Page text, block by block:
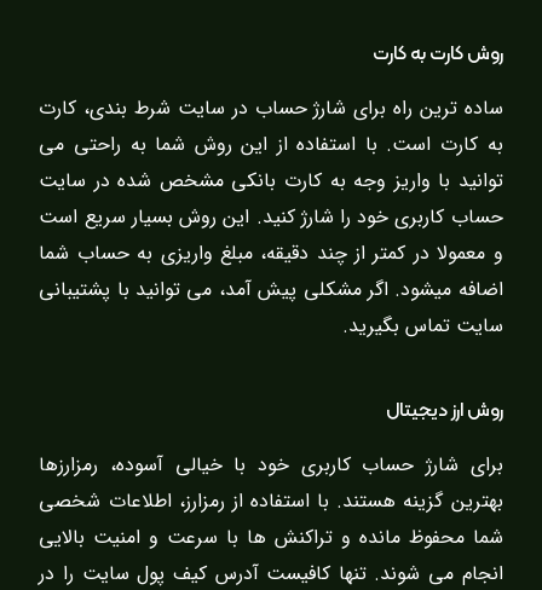
روش کارت به کارت
ساده ترین راه برای شارژ حساب در سایت شرط بندی، کارت
به کارت است. با استفاده از این روش شما به راحتی می
توانید با واریز وجه به کارت بانکی مشخص شده در سایت
حساب کاربری خود را شارژ کنید. این روش بسیار سریع است
و معمولا در کمتر از چند دقیقه، مبلغ واریزی به حساب شما
اضافه میشود. اگر مشکلی پیش آمد، می توانید با پشتیبانی
سایت تماس بگیرید.
روش ارز دیجیتال
برای شارژ حساب کاربری خود با خیالی آسوده، رمزارزها
بهترین گزینه هستند. با استفاده از رمزارز، اطلاعات شخصی
شما محفوظ مانده و تراکنش ها با سرعت و امنیت بالایی
انجام می شوند. تنها کافیست آدرس کیف پول سایت را در